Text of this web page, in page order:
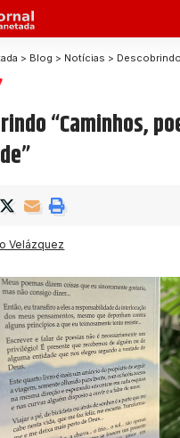
> Blog > Notícias > Descobrindo
“Caminhos,
Velázquez